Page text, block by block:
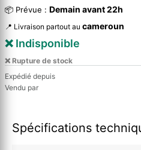
📦 Prévue : Demain avant 22h
📍 Livraison partout au cameroun
❌ Indisponible
❌ Rupture de stock
Expédié depuis
Vendu par
Spécifications